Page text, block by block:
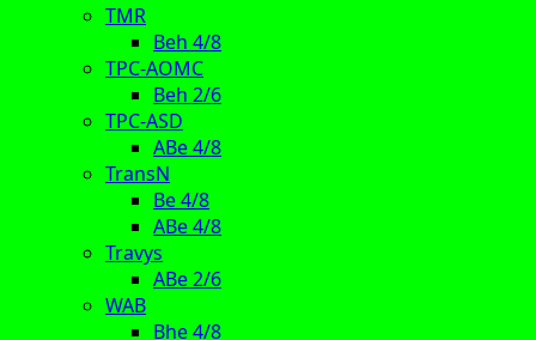
TMR
Beh 4/8
TPC-AOMC
Beh 2/6
TPC-ASD
ABe 4/8
TransN
Be 4/8
ABe 4/8
Travys
ABe 2/6
WAB
Bhe 4/8